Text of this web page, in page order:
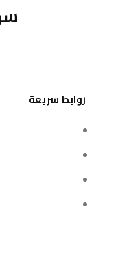
روابط سريعة